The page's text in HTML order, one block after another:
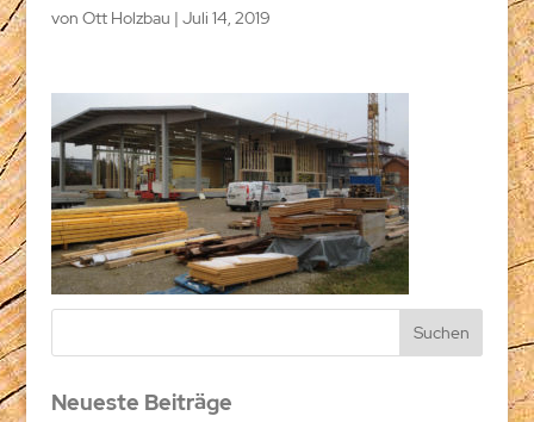
von Ott Holzbau | Juli 14, 2019
Neueste Beiträge